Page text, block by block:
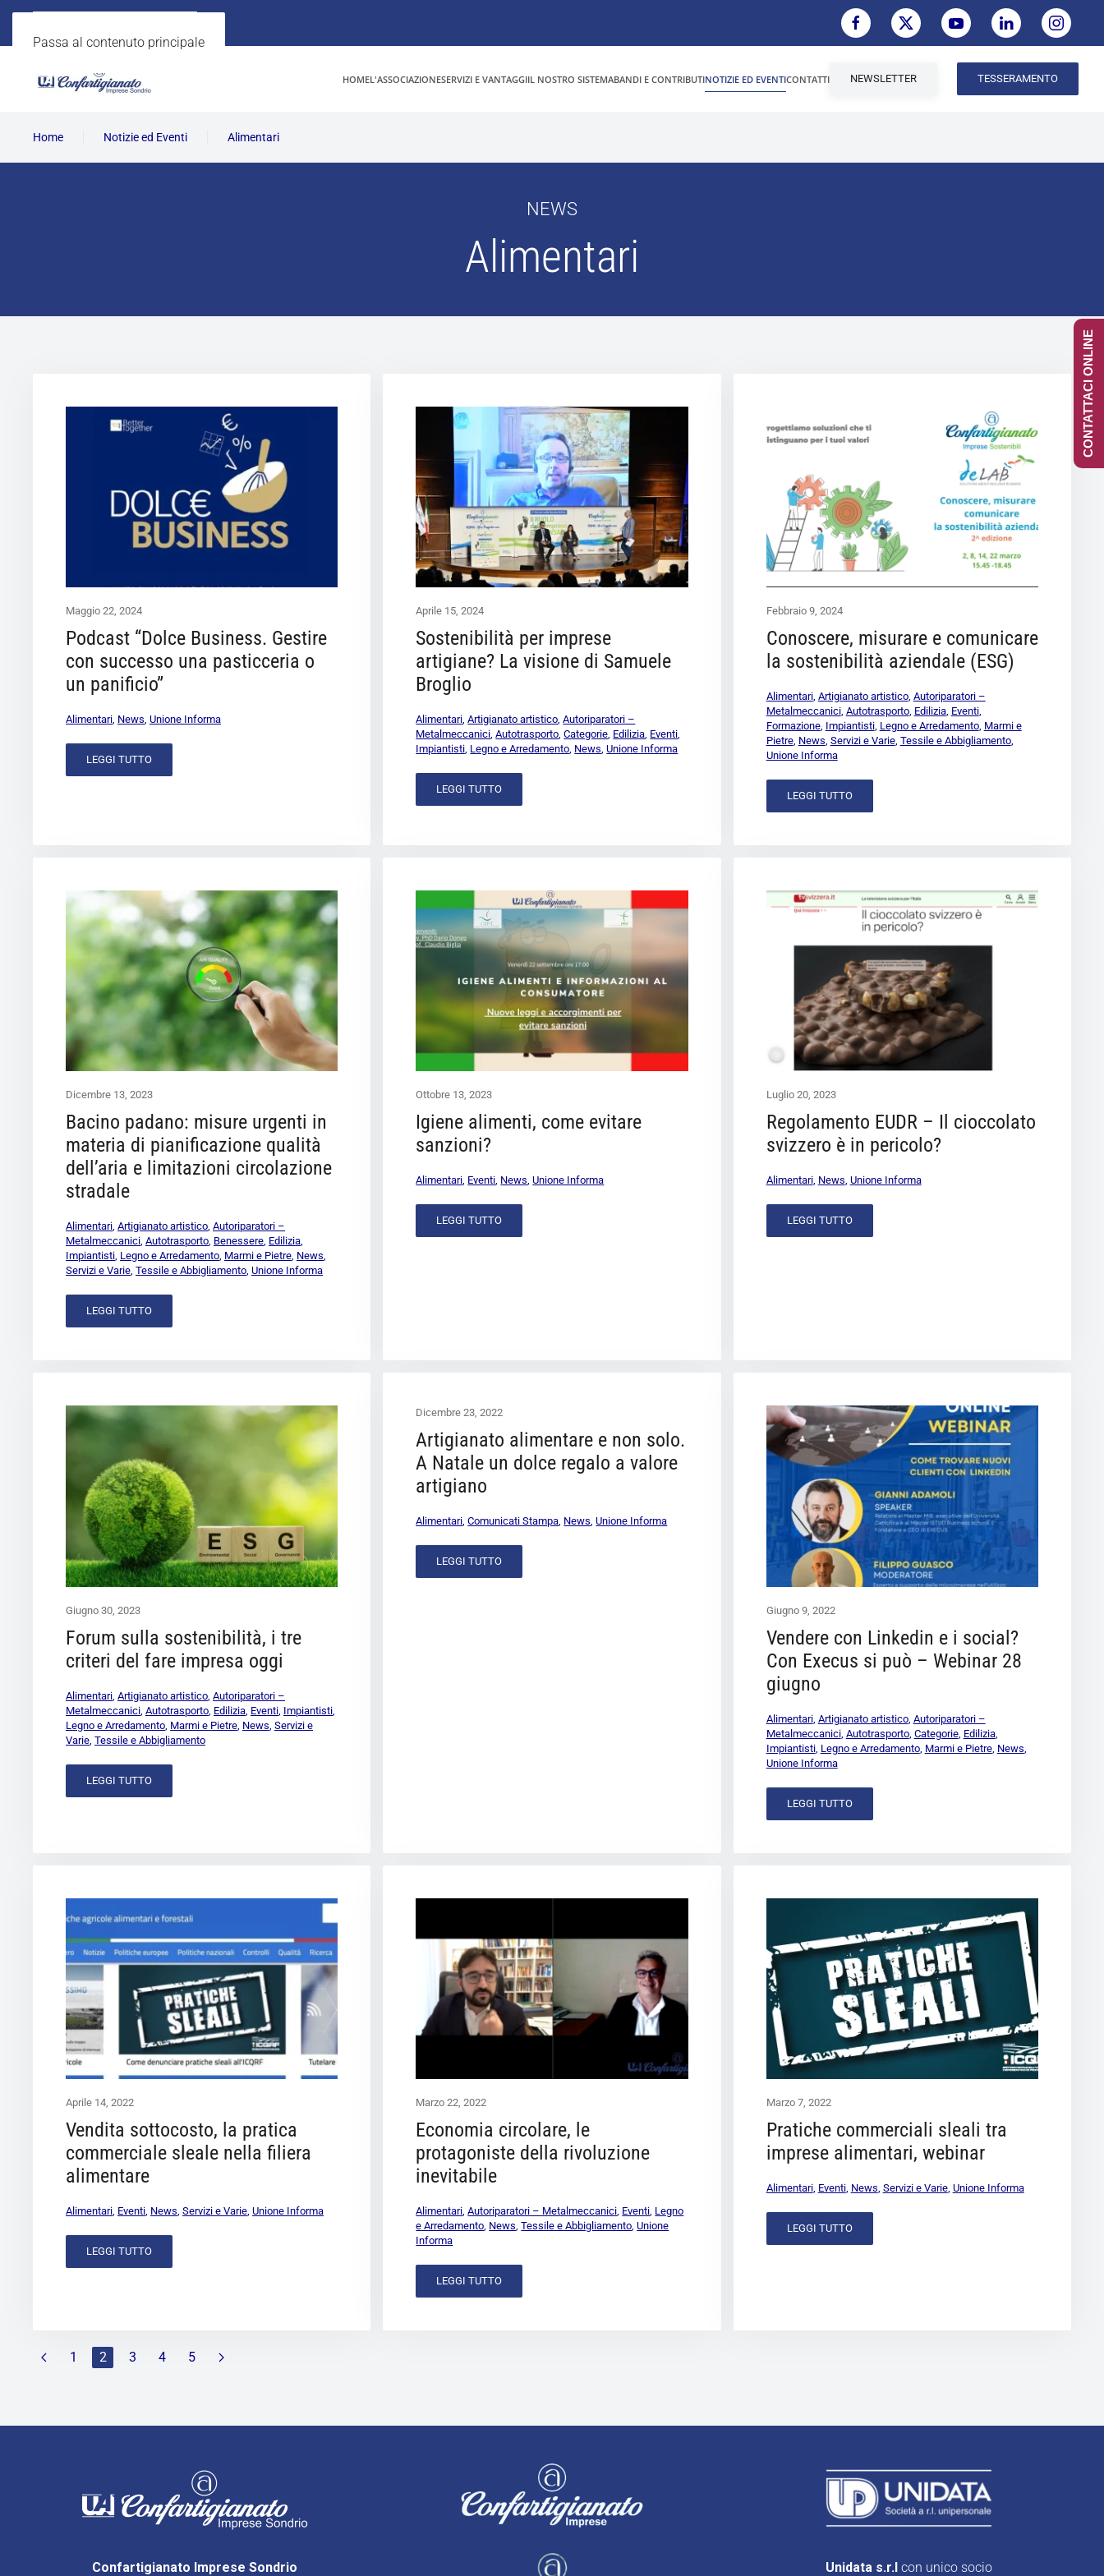
Passa al contenuto principale
HOMEL'ASSOCIAZIONESERVIZI E VANTAGGIIL NOSTRO SISTEMABANDI E CONTRIBUTINOTIZIE ED EVENTICONTATTI NEWSLETTER TESSERAMENTO
Home Notizie ed Eventi Alimentari
NEWS
Alimentari
Maggio 22, 2024
Podcast “Dolce Business. Gestire
con successo una pasticceria o
un panificio”
Alimentari, News, Unione Informa
LEGGI TUTTO
Aprile 15, 2024
Sostenibilità per imprese
artigiane? La visione di Samuele
Broglio
Alimentari,Artigianato artistico,Autoriparatori –
Metalmeccanici,Autotrasporto,Categorie, Edilizia, Eventi,
Impiantisti, Legno e Arredamento, News,Unione Informa
LEGGI TUTTO
Febbraio 9, 2024
Conoscere, misurare e comunicare
la sostenibilità aziendale (ESG)
Alimentari, Artigianato artistico, Autoriparatori –
Metalmeccanici, Autotrasporto, Edilizia, Eventi,
Formazione, Impiantisti, Legno e Arredamento, Marmi e
Pietre, News, Servizi e Varie, Tessile e Abbigliamento,
Unione Informa
LEGGI TUTTO
Dicembre 13, 2023
Bacino padano: misure urgenti in
materia di pianificazione qualità
dell’aria e limitazioni circolazione
stradale
Alimentari, Artigianato artistico, Autoriparatori –
Metalmeccanici, Autotrasporto, Benessere, Edilizia,
Impiantisti, Legno e Arredamento, Marmi e Pietre, News,
Servizi e Varie, Tessile e Abbigliamento, Unione Informa
LEGGI TUTTO
Ottobre 13, 2023
Igiene alimenti, come evitare
sanzioni?
Alimentari, Eventi, News,Unione Informa
LEGGI TUTTO
Luglio 20, 2023
Regolamento EUDR – Il cioccolato
svizzero è in pericolo?
Alimentari, News, Unione Informa
LEGGI TUTTO
Giugno 30, 2023
Forum sulla sostenibilità, i tre
criteri del fare impresa oggi
Alimentari Artigianato artistico Autoriparatori –
Metalmeccanici Autotrasporto Edilizia Eventi Impiantisti
Legno e Arredamento Marmi e Pietre News Servizi e
Varie Tessile e Abbigliamento
LEGGI TUTTO
Dicembre 23, 2022
Artigianato alimentare e non solo.
A Natale un dolce regalo a valore
artigiano
Alimentari,Comunicati Stampa, News,Unione Informa
LEGGI TUTTO
Giugno 9, 2022
Vendere con Linkedin e i social?
Con Execus si può – Webinar 28
giugno
Alimentari, Artigianato artistico, Autoriparatori –
Metalmeccanici, Autotrasporto, Categorie, Edilizia,
Impiantisti, Legno e Arredamento, Marmi e Pietre, News
Unione Informa
LEGGI TUTTO
Aprile 14, 2022
Vendita sottocosto, la pratica
commerciale sleale nella filiera
alimentare
Alimentari Eventi News Servizi e Varie Unione Informa
LEGGI TUTTO
Marzo 22, 2022
Economia circolare, le
protagoniste della rivoluzione
inevitabile
Alimentari ,Autoriparatori – Metalmeccanici Eventi Legno
e Arredamento News ,Tessile e Abbigliamento ,Unione
Informa
LEGGI TUTTO
Marzo 7, 2022
Pratiche commerciali sleali tra
imprese alimentari, webinar
Alimentari, Eventi, News Servizi e Varie, Unione Informa
LEGGI TUTTO
1 2 3 4 5
Confartigianato Imprese Sondrio Unidata s.r.l con unico socio
CONTATTACI ONLINE